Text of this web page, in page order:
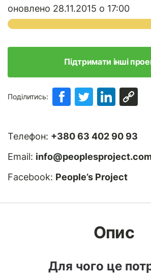
оновлено 28.11.2015 о 17:00
Підтримати інші
Поділитись:
Телефон: +380 63 402 90 93
Email:
Facebook: People’s Project
Опис
Для чого це